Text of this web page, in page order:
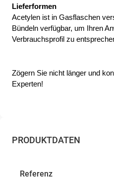
Lieferformen
Acetylen ist in Gasflaschen
Bündeln verfügbar, um Ihren
Verbrauchsprofil zu
Zögern Sie nicht länger und
Experten!
PRODUKTDATEN
Referenz